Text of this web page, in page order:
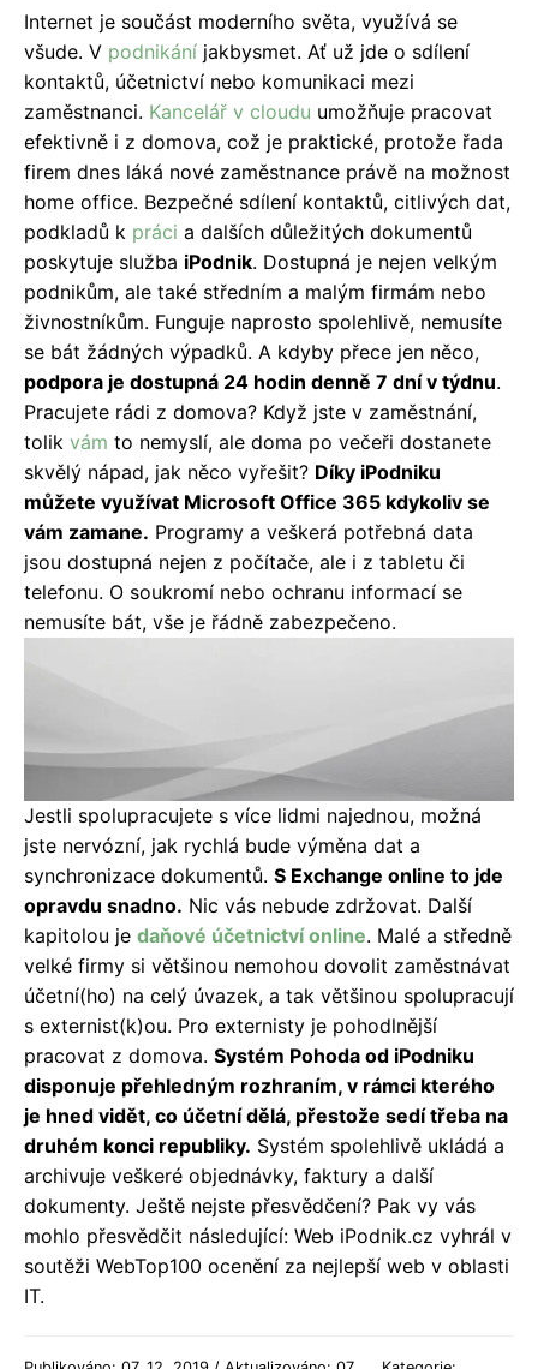
Internet je součást moderního světa, využívá se
všude. V podnikání jakbysmet. Ať už jde o sdílení
kontaktů, účetnictví nebo komunikaci mezi
zaměstnanci. Kancelář v cloudu umožňuje pracovat
efektivně i z domova, což je praktické, protože řada
firem dnes láká nové zaměstnance právě na možnost
home office. Bezpečné sdílení kontaktů, citlivých dat,
podkladů k práci a dalších důležitých dokumentů
poskytuje služba iPodnik. Dostupná je nejen velkým
podnikům, ale také středním a malým firmám nebo
živnostníkům. Funguje naprosto spolehlivě, nemusíte
se bát žádných výpadků. A kdyby přece jen něco,
podpora je dostupná 24 hodin denně 7 dní v týdnu.
Pracujete rádi z domova? Když jste v zaměstnání,
tolik vám to nemyslí, ale doma po večeři dostanete
skvělý nápad, jak něco vyřešit? Díky iPodniku
můžete využívat Microsoft Office 365 kdykoliv se
vám zamane. Programy a veškerá potřebná data
jsou dostupná nejen z počítače, ale i z tabletu či
telefonu. O soukromí nebo ochranu informací se
nemusíte bát, vše je řádně zabezpečeno.
Jestli spolupracujete s více lidmi najednou, možná
jste nervózní, jak rychlá bude výměna dat a
synchronizace dokumentů. S Exchange online to jde
opravdu snadno. Nic vás nebude zdržovat. Další
kapitolou je daňové účetnictví online. Malé a středně
velké firmy si většinou nemohou dovolit zaměstnávat
účetní(ho) na celý úvazek, a tak většinou spolupracují
s externist(k)ou. Pro externisty je pohodlnější
pracovat z domova. Systém Pohoda od iPodniku
disponuje přehledným rozhraním, v rámci kterého
je hned vidět, co účetní dělá, přestože sedí třeba na
druhém konci republiky. Systém spolehlivě ukládá a
archivuje veškeré objednávky, faktury a další
dokumenty. Ještě nejste přesvědčení? Pak vy vás
mohlo přesvědčit následující: Web iPodnik.cz vyhrál v
soutěži WebTop100 ocenění za nejlepší web v oblasti
IT.